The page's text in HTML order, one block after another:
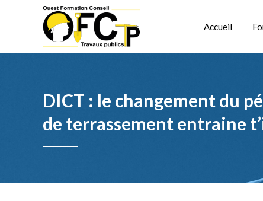
Accueil
DICT : le changement du
de terrassement entraine